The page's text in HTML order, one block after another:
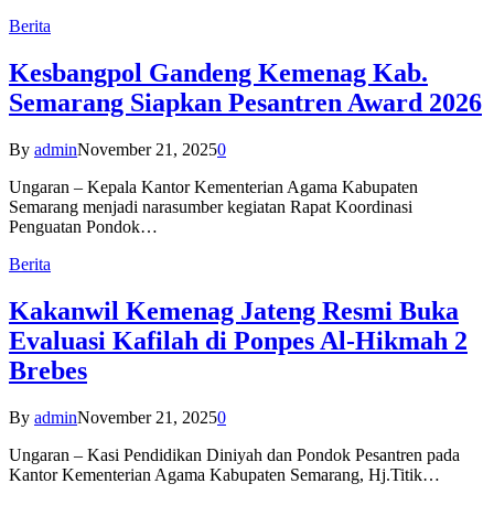
Berita
Kesbangpol Gandeng Kemenag Kab.
Semarang Siapkan Pesantren Award 2026
By adminNovember 21, 20250
Ungaran – Kepala Kantor Kementerian Agama Kabupaten
Semarang menjadi narasumber kegiatan Rapat Koordinasi
Penguatan Pondok…
Berita
Kakanwil Kemenag Jateng Resmi Buka
Evaluasi Kafilah di Ponpes Al-Hikmah 2
Brebes
By adminNovember 21, 20250
Ungaran – Kasi Pendidikan Diniyah dan Pondok Pesantren pada
Kantor Kementerian Agama Kabupaten Semarang, Hj.Titik…